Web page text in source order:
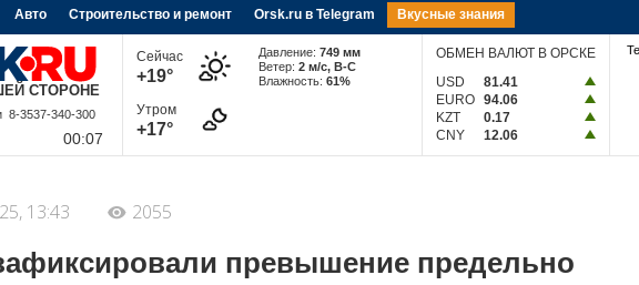
Авто Строительство и ремонт Orsk.ru в Telegram Вкусные знания
СТОРОНЕ
300
Сейчас
+19°
Утром
+17°
Давление:749 мм
Ветер:2 м/c, В-С
Влажность:61%
ОБМЕН ВАЛЮТ В ОРСКЕ
USD
81.41
EURO 94.06
KZT
0.17
CNY
12.06
13:43 2055
превышение предельно